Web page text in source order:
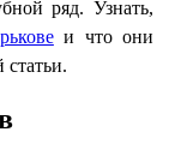
ряд. Узнать,
и что они